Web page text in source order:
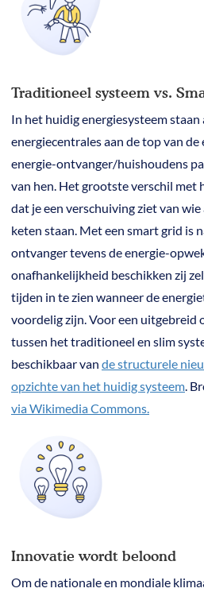
Traditioneel systeem vs.
In het huidig energiesysteem
energiecentrales aan de top van
energie-ontvanger/huishoudens
van hen. Het grootste verschil met
dat je een verschuiving ziet van
keten staan. Met een smart grid is
ontvanger tevens de energie-
onafhankelijkheid beschikken zij
tijden in te zien wanneer de
voordelig zijn. Voor een uitgebreid
tussen het traditioneel en slim
beschikbaar van de structurele
opzichte van het huidig systeem.
via Wikimedia Commons.
Innovatie wordt beloond
Om de nationale en mondiale